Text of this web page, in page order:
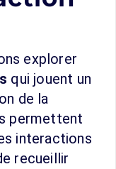
explorer
qui jouent un
de la
permettent
interactions
recueillir